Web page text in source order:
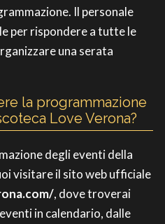
Il personale
per rispondere a tutte le
una serata
la programmazione
Love Verona?
degli eventi della
visitare il sito web ufficiale
, dove troverai
in calendario, dalle